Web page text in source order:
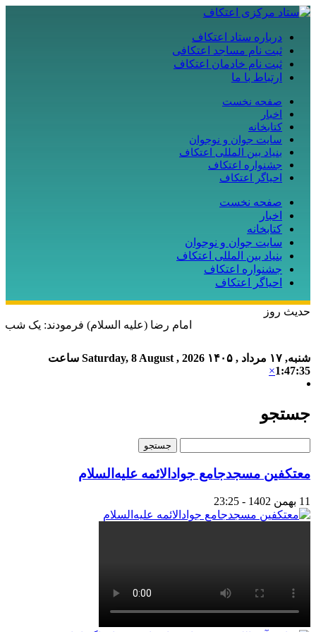
درباره ستاد اعتکاف
ثبت نام مساجد اعتکافی
ثبت نام خادمان اعتکاف
ارتباط با ما
صفحه نخست
اخبار
کتابخانه
سایت جوان و نوجوان
بنیاد بین المللی اعتکاف
جشنواره اعتکاف
احیاگر اعتکاف
صفحه نخست
اخبار
کتابخانه
سایت جوان و نوجوان
بنیاد بین المللی اعتکاف
جشنواره اعتکاف
احیاگر اعتکاف
حدیث روز
امام رضا (علیه السلام) فرمودند: یک
شنبه, ۱۷ مرداد , ۱۴۰۵ Saturday, 8 August , 2026 ساعت
1:47:35
×
جستجو
معتکفین مسجدجامع جوادالائمه علیه‌السلام
11 بهمن 1402 - 23:25